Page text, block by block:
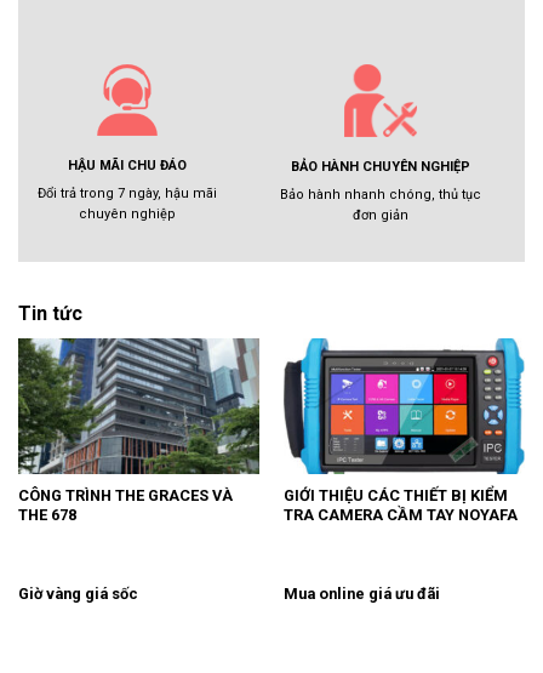
HẬU MÃI CHU ĐÁO
Đổi trả trong 7 ngày, hậu mãi
chuyên nghiệp
BẢO HÀNH CHUYÊN NGHIỆP
Bảo hành nhanh chóng, thủ tục
đơn giản
Tin tức
CÔNG TRÌNH THE GRACES VÀ
THE 678
GIỚI THIỆU CÁC THIẾT BỊ KIỂM
TRA CAMERA CẦM TAY NOYAFA
Giờ vàng giá sốc Mua online giá ưu đãi